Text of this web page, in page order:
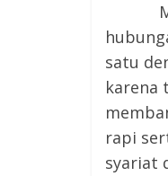
satu
karena
rapi
syariat